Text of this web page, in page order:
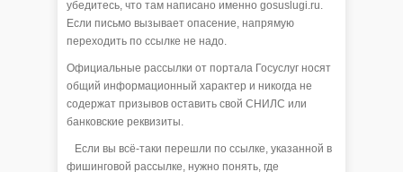
убедитесь, что там написано именно gosuslugi.ru.
Если письмо вызывает опасение, напрямую
переходить по ссылке не надо.
Официальные рассылки от портала Госуслуг носят
общий информационный характер и никогда не
содержат призывов оставить свой СНИЛС или
банковские реквизиты.
Если вы всё-таки перешли по ссылке, указанной в
фишинговой рассылке, нужно понять, где